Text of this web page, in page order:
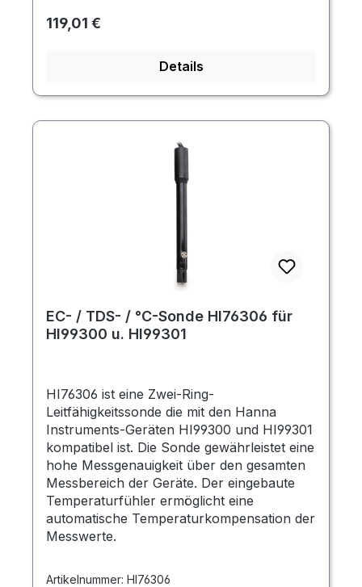
Regulärer Preis:
119,01 €
Details
EC- / TDS- / °C-Sonde HI76306 für
HI99300 u. HI99301
HI76306 ist eine Zwei-Ring-
Leitfähigkeitssonde die mit den Hanna
Instruments-Geräten HI99300 und HI99301
kompatibel ist. Die Sonde gewährleistet eine
hohe Messgenauigkeit über den gesamten
Messbereich der Geräte. Der eingebaute
Temperaturfühler ermöglicht eine
automatische Temperaturkompensation der
Messwerte.
Artikelnummer: HI76306